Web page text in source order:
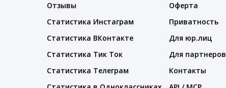
Отзывы
Статистика Инстаграм
Статистика ВКонтакте
Статистика Тик Ток
Статистика Телеграм
Оферта
Приватность
Для юр.лиц
Для партнеров
Контакты